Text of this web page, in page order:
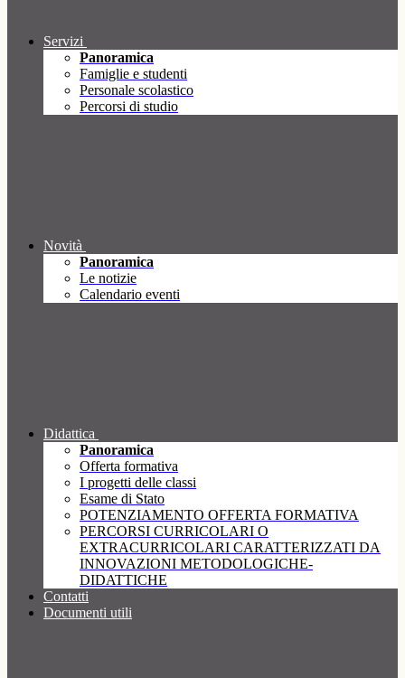
Servizi
Panoramica
Famiglie e studenti
Personale scolastico
Percorsi di studio
Novità
Panoramica
Le notizie
Calendario eventi
Didattica
Panoramica
Offerta formativa
I progetti delle classi
Esame di Stato
POTENZIAMENTO OFFERTA FORMATIVA
PERCORSI CURRICOLARI O
EXTRACURRICOLARI CARATTERIZZATI DA
INNOVAZIONI METODOLOGICHE-
DIDATTICHE
Contatti
Documenti utili